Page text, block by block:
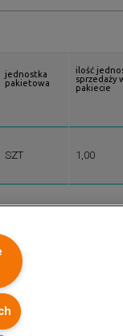
jednostka
pakietowa
ilość
sprzedaży
pakiecie
SZT 1,00